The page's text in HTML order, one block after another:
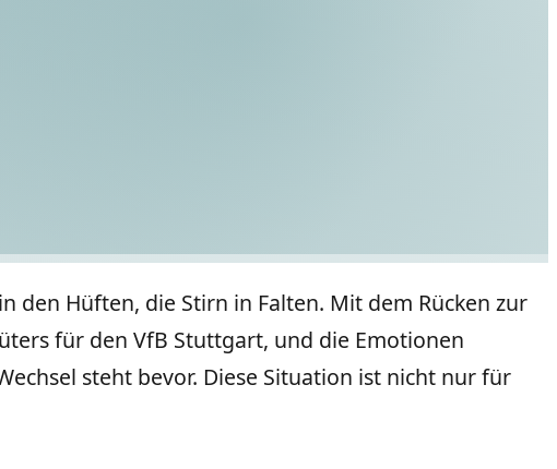
den Hüften, die Stirn in Falten. Mit dem Rücken zur
für den VfB Stuttgart, und die Emotionen
steht bevor. Diese Situation ist nicht nur für